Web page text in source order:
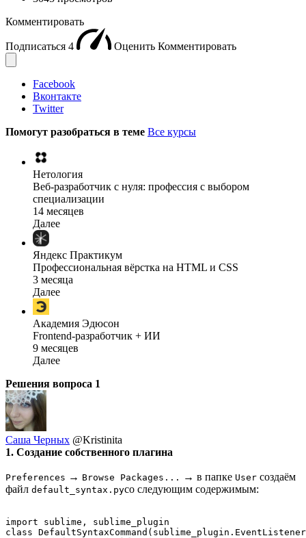
Комментировать
Подписаться 4 Оценить Комментировать
Facebook
Вконтакте
Twitter
Помогут разобраться в теме Все курсы
Нетология
Веб-разработчик с нуля: профессия с выбором
специализации
14 месяцев
Далее
Яндекс Практикум
Профессиональная вёрстка на HTML и CSS
3 месяца
Далее
Академия Эдюсон
Frontend-разработчик + ИИ
9 месяцев
Далее
Решения вопроса 1
Саша Черных @Kristinita
1. Создание собственного плагина
Preferences → Browse Packages... → в папке User создаём
файл default_syntax.pyсо следующим содержимым:
import sublime, sublime_plugin
class